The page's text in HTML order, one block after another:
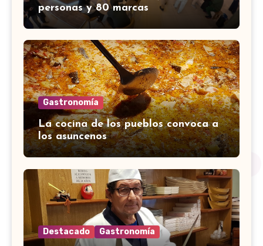
personas y 80 marcas
Gastronomía
La cocina de los pueblos convoca a
los asuncenos
Destacado Gastronomía